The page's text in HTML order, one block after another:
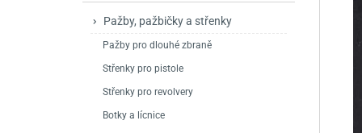
Vzduchovky
Plynové pistole a revolvery
Perkusní zbraně
Nože
Noční vidění a
Pažby, pažbičky a střenky
Pažby pro dlouhé zbraně
Střenky pro pistole
Střenky pro revolvery
Botky a lícnice